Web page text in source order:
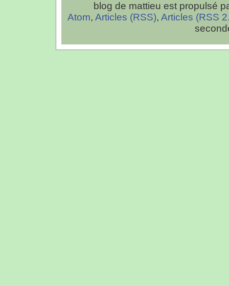
blog de mattieu est propulsé
Atom, Articles (RSS), Articles (RSS